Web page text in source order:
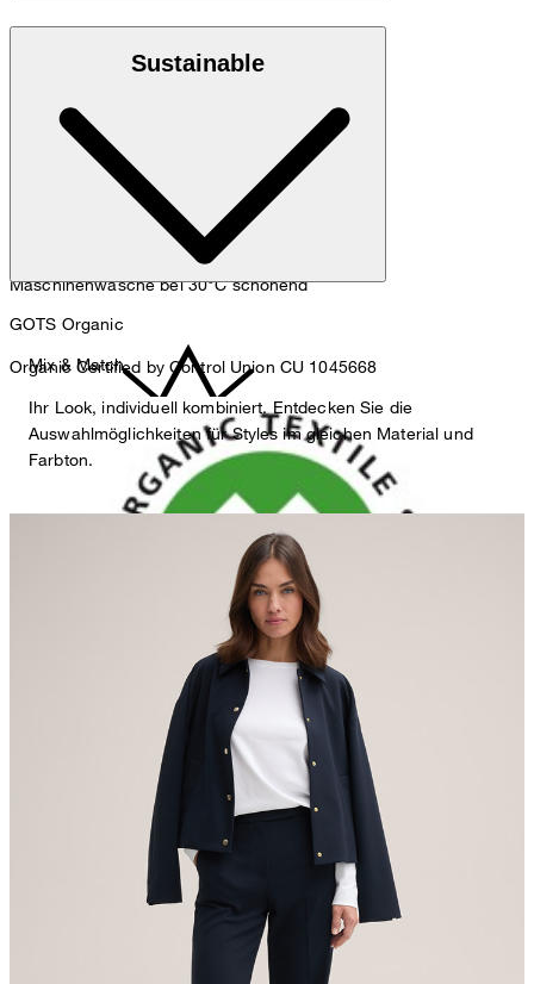
Maschinenwäsche bei 30°C schonend
nicht Trommeltrocknen
Sustainable
GOTS Organic
Organic Certified by Control Union CU 1045668
Mix & Match
Ihr Look, individuell kombiniert. Entdecken Sie die
Auswahlmöglichkeiten für Styles im gleichen Material und
Farbton.